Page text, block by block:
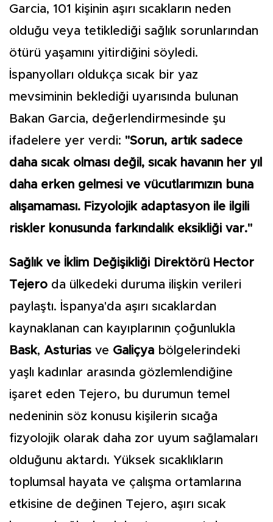
Garcia, 101 kişinin aşırı sıcakların neden
olduğu veya tetiklediği sağlık sorunlarından
ötürü yaşamını yitirdiğini söyledi.
İspanyolları oldukça sıcak bir yaz
mevsiminin beklediği uyarısında bulunan
Bakan Garcia, değerlendirmesinde şu
ifadelere yer verdi: "Sorun, artık sadece
daha sıcak olması değil, sıcak havanın her yıl
daha erken gelmesi ve vücutlarımızın buna
alışamaması. Fizyolojik adaptasyon ile ilgili
riskler konusunda farkındalık eksikliği var."
Sağlık ve İklim Değişikliği Direktörü Hector
Tejero da ülkedeki duruma ilişkin verileri
paylaştı. İspanya'da aşırı sıcaklardan
kaynaklanan can kayıplarının çoğunlukla
Bask, Asturias ve Galiçya bölgelerindeki
yaşlı kadınlar arasında gözlemlendiğine
işaret eden Tejero, bu durumun temel
nedeninin söz konusu kişilerin sıcağa
fizyolojik olarak daha zor uyum sağlamaları
olduğunu aktardı. Yüksek sıcaklıkların
toplumsal hayata ve çalışma ortamlarına
etkisine de değinen Tejero, aşırı sıcak